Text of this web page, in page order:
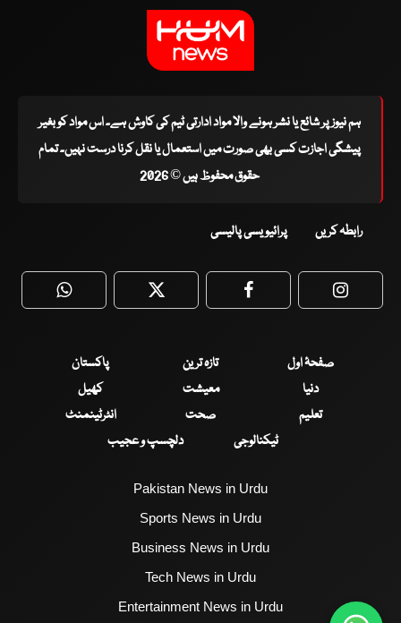
ہم نیوز پر شائع یا نشر ہونے والا مواد ادارتی ٹیم کی کاوش ہے۔ اس مواد کو بغیر
پیشگی اجازت کسی بھی صورت میں استعمال یا نقل کرنا درست نہیں۔ تمام
حقوق محفوظ ہیں © 2026
رابطہ کریں پرائیویسی پالیسی
WhatsApp Twitter Facebook
صفحۂ اول تازہ ترین
پاکستان
دنیا
معیشت
کھیل
تعلیم
صحت
انٹرٹینمنٹ
ٹیکنالوجی
دلچسپ و عجیب
Pakistan News in Urdu
Sports News in Urdu
Business News in Urdu
Tech News in Urdu
Entertainment News in Urdu